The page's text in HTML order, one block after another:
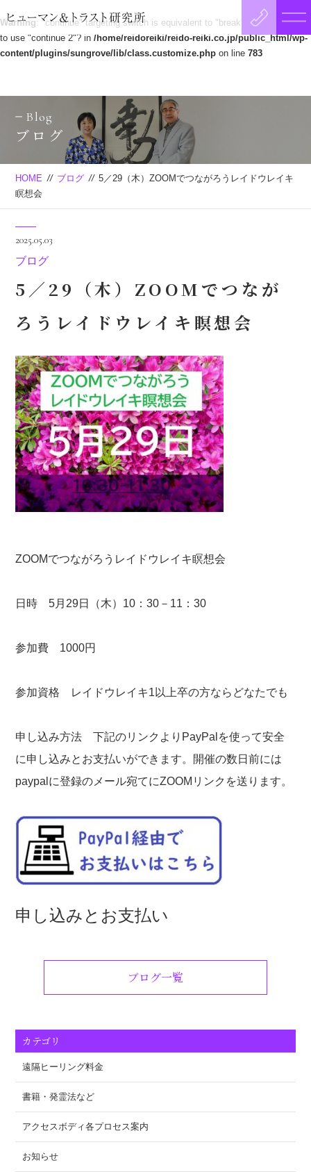
Warning: "continue" targeting switch is equivalent to "break". Did you mean
to use "continue 2"? in /home/reidoreiki/reido-reiki.co.jp/public_html/wp-
content/plugins/sungrove/lib/class.customize.php on line 783
Blog
ブログ
HOME // ブログ // 5／29（木）ZOOMでつながろうレイドウレイキ
瞑想会
2025.05.03
ブログ
5／29（木）ZOOMでつなが
ろうレイドウレイキ瞑想会
ZOOMでつながろうレイドウレイキ瞑想会
日時 5月29日（木）10：30－11：30
参加費 1000円
参加資格 レイドウレイキ1以上卒の方ならどなたでも
申し込み方法 下記のリンクよりPayPalを使って安全
に申し込みとお支払いができます。開催の数日前には
paypalに登録のメール宛てにZOOMリンクを送ります。
申し込みとお支払い
ブログ一覧
カテゴリ
遠隔ヒーリング料金
書籍・発霊法など
アクセスボディ各プロセス案内
お知らせ